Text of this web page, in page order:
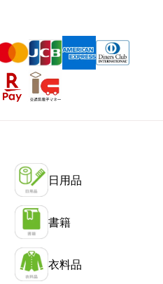
日用品
書籍
衣料品